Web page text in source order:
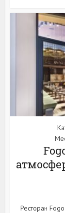
Ресторан